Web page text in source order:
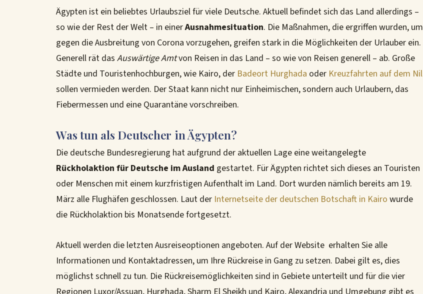
Ägypten ist ein beliebtes Urlaubsziel für viele Deutsche. Aktuell befindet sich das Land allerdings –
so wie der Rest der Welt – in einerAusnahmesituation. Die Maßnahmen, die ergriffen wurden, um
gegen die Ausbreitung von Corona vorzugehen, greifen stark in die Möglichkeiten der Urlauber ein.
Generell rät das Auswärtige Amtvon Reisen in das Land – so wie von Reisen generell – ab. Große
Städte und Touristenhochburgen, wie Kairo, der Badeort Hurghada oder Kreuzfahrten auf dem Nil
sollen vermieden werden. Der Staat kann nicht nur Einheimischen, sondern auch Urlaubern, das
Fiebermessen und eine Quarantäne vorschreiben.
Was tun als Deutscher in Ägypten?
Die deutsche Bundesregierung hat aufgrund der aktuellen Lage eine weitangelegte
Rückholaktion für Deutsche im Ausland gestartet. Für Ägypten richtet sich dieses an Touristen
oder Menschen mit einem kurzfristigen Aufenthalt im Land. Dort wurden nämlich bereits am 19.
März alle Flughäfen geschlossen. Laut der Internetseite der deutschen Botschaft in Kairo wurde
die Rückholaktion bis Monatsende fortgesetzt.
Aktuell werden die letzten Ausreiseoptionen angeboten. Auf der Website erhalten Sie alle
Informationen und Kontaktadressen, um Ihre Rückreise in Gang zu setzen. Dabei gilt es, dies
möglichst schnell zu tun. Die Rückreisemöglichkeiten sind in Gebiete unterteilt und für die vier